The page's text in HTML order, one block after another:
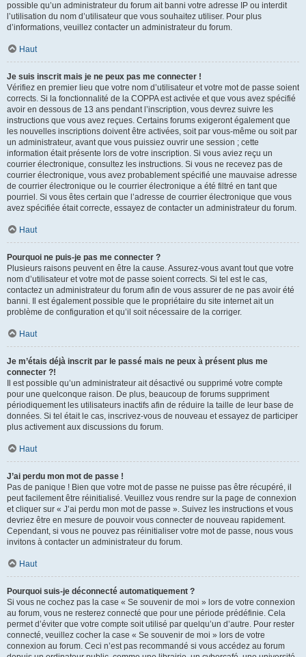
possible qu’un administrateur du forum ait banni votre adresse IP ou interdit
l’utilisation du nom d’utilisateur que vous souhaitez utiliser. Pour plus
d’informations, veuillez contacter un administrateur du forum.
Haut
Je suis inscrit mais je ne peux pas me connecter !
Vérifiez en premier lieu que votre nom d’utilisateur et votre mot de passe soient
corrects. Si la fonctionnalité de la COPPA est activée et que vous avez spécifié
avoir en dessous de 13 ans pendant l’inscription, vous devrez suivre les
instructions que vous avez reçues. Certains forums exigeront également que
les nouvelles inscriptions doivent être activées, soit par vous-même ou soit par
un administrateur, avant que vous puissiez ouvrir une session ; cette
information était présente lors de votre inscription. Si vous aviez reçu un
courrier électronique, consultez les instructions. Si vous ne recevez pas de
courrier électronique, vous avez probablement spécifié une mauvaise adresse
de courrier électronique ou le courrier électronique a été filtré en tant que
pourriel. Si vous êtes certain que l’adresse de courrier électronique que vous
avez spécifiée était correcte, essayez de contacter un administrateur du forum.
Haut
Pourquoi ne puis-je pas me connecter ?
Plusieurs raisons peuvent en être la cause. Assurez-vous avant tout que votre
nom d’utilisateur et votre mot de passe soient corrects. Si tel est le cas,
contactez un administrateur du forum afin de vous assurer de ne pas avoir été
banni. Il est également possible que le propriétaire du site internet ait un
problème de configuration et qu’il soit nécessaire de la corriger.
Haut
Je m’étais déjà inscrit par le passé mais ne peux à présent plus me
connecter ?!
Il est possible qu’un administrateur ait désactivé ou supprimé votre compte
pour une quelconque raison. De plus, beaucoup de forums suppriment
périodiquement les utilisateurs inactifs afin de réduire la taille de leur base de
données. Si tel était le cas, inscrivez-vous de nouveau et essayez de participer
plus activement aux discussions du forum.
Haut
J’ai perdu mon mot de passe !
Pas de panique ! Bien que votre mot de passe ne puisse pas être récupéré, il
peut facilement être réinitialisé. Veuillez vous rendre sur la page de connexion
et cliquer sur « J’ai perdu mon mot de passe ». Suivez les instructions et vous
devriez être en mesure de pouvoir vous connecter de nouveau rapidement.
Cependant, si vous ne pouvez pas réinitialiser votre mot de passe, nous vous
invitons à contacter un administrateur du forum.
Haut
Pourquoi suis-je déconnecté automatiquement ?
Si vous ne cochez pas la case « Se souvenir de moi » lors de votre connexion
au forum, vous ne resterez connecté que pour une période prédéfinie. Cela
permet d’éviter que votre compte soit utilisé par quelqu’un d’autre. Pour rester
connecté, veuillez cocher la case « Se souvenir de moi » lors de votre
connexion au forum. Ceci n’est pas recommandé si vous accédez au forum